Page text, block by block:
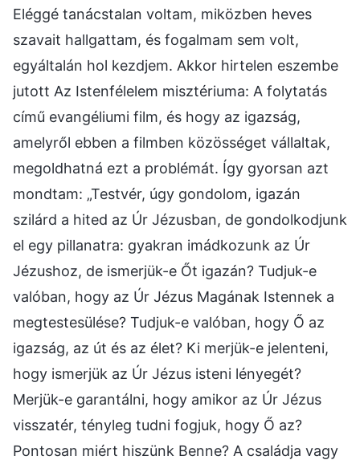
Eléggé tanácstalan voltam, miközben heves
szavait hallgattam, és fogalmam sem volt,
egyáltalán hol kezdjem. Akkor hirtelen eszembe
jutott Az Istenfélelem misztériuma: A folytatás
című evangéliumi film, és hogy az igazság,
amelyről ebben a filmben közösséget vállaltak,
megoldhatná ezt a problémát. Így gyorsan azt
mondtam: „Testvér, úgy gondolom, igazán
szilárd a hited az Úr Jézusban, de gondolkodjunk
el egy pillanatra: gyakran imádkozunk az Úr
Jézushoz, de ismerjük-e Őt igazán? Tudjuk-e
valóban, hogy az Úr Jézus Magának Istennek a
megtestesülése? Tudjuk-e valóban, hogy Ő az
igazság, az út és az élet? Ki merjük-e jelenteni,
hogy ismerjük az Úr Jézus isteni lényegét?
Merjük-e garantálni, hogy amikor az Úr Jézus
visszatér, tényleg tudni fogjuk, hogy Ő az?
Pontosan miért hiszünk Benne? A családja vagy